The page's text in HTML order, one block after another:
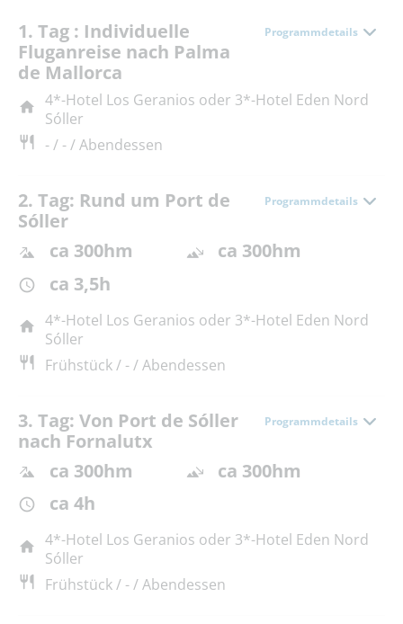
1. Tag : Individuelle
Fluganreise nach Palma
de Mallorca
Programmdetails
4*-Hotel Los Geranios oder 3*-Hotel Eden Nord
Sóller
- / - / Abendessen
2. Tag: Rund um Port de
Sóller
Programmdetails
ca 300hm
ca 300hm
ca 3,5h
4*-Hotel Los Geranios oder 3*-Hotel Eden Nord
Sóller
Frühstück / - / Abendessen
3. Tag: Von Port de Sóller
nach Fornalutx
Programmdetails
ca 300hm
ca 300hm
ca 4h
4*-Hotel Los Geranios oder 3*-Hotel Eden Nord
Sóller
Frühstück / - / Abendessen